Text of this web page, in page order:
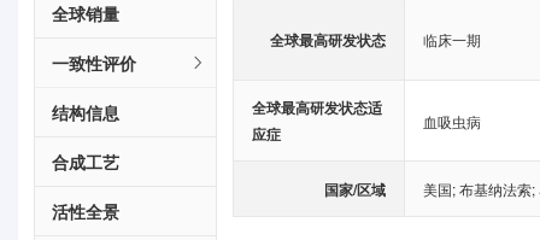
全球销量
一致性评价
结构信息
合成工艺
活性全景
全球最高研发状态 临床一期
全球最高研发状态适
应症
血吸虫病
国家/区域 美国;布基纳法索;